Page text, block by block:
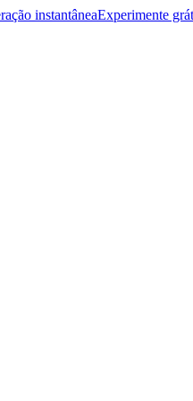
instantâneaExperimente